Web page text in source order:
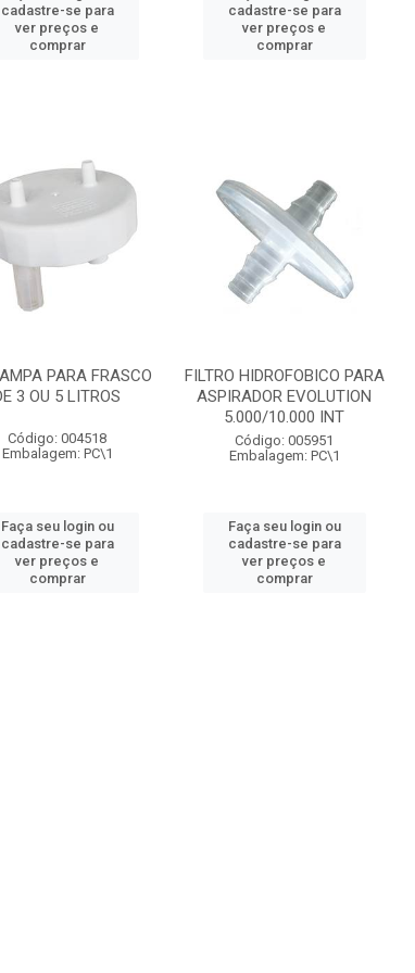
cadastre-se para
ver preços e
comprar
cadastre-se para
ver preços e
comprar
PARA FRASCO
3 OU 5 LITROS
Código: 004518
Embalagem: PC\1
Faça seu login ou
cadastre-se para
ver preços e
comprar
FILTRO HIDROFOBICO PARA
ASPIRADOR EVOLUTION
5.000/10.000 INT
Código: 005951
Embalagem: PC\1
Faça seu login ou
cadastre-se para
ver preços e
comprar